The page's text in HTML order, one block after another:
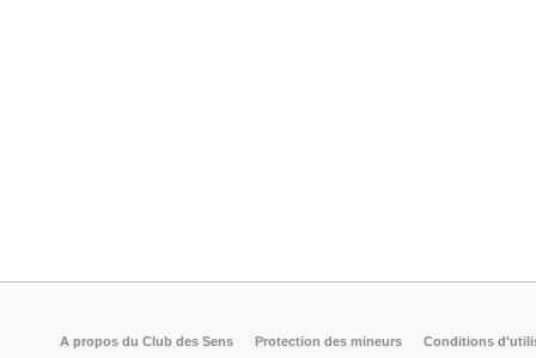
A propos du Club des Sens Protection des mineurs Conditions